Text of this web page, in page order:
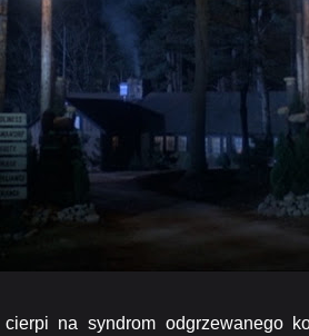
na syndrom odgrzewanego